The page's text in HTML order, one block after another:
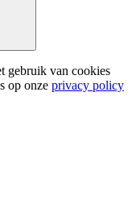
gebruik van cookies
op onze privacy policy